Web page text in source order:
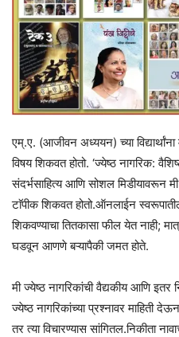
एम्.ए. (आजीवन अध्ययन) च्या
विषय शिकवत होतो. ‘ज्येष्ठ नागरिक:
संदर्भसाहित्य आणि सोशल मिडीयावरून
टाॅपीक शिकवत होतो.ऑनलाईन
शिकवण्याचा तितकासा फील येत नाही;
घडवून आणणे बऱ्यापैकी जमत होते.
मी ज्येष्ठ नागरिकांची वैद्यकीय आणि
ज्येष्ठ नागरिकांच्या प्रश्नावर माहिती
तर त्या विचारण्यास सांगितल.निकीता